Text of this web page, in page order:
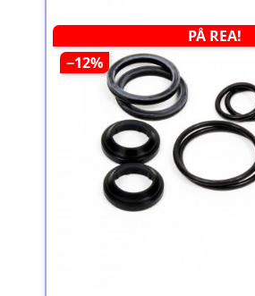
PÅ REA!
−12%